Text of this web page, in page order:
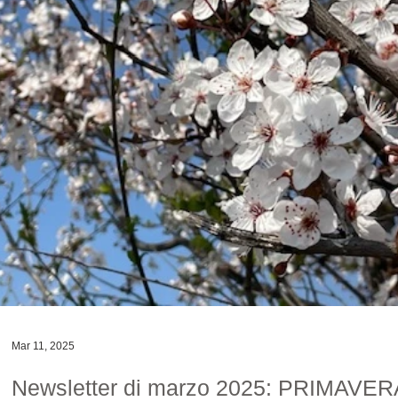
Newsletter di marzo 2025:
Mar 11, 2025